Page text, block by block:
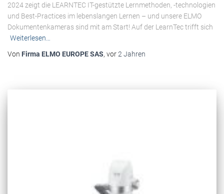
2024 zeigt die LEARNTEC IT-gestützte Lernmethoden, -technologien
und Best-Practices im lebenslangen Lernen – und unsere ELMO
Dokumentenkameras sind mit am Start! Auf der LearnTec trifft sich
Weiterlesen…
Von Firma ELMO EUROPE SAS, vor2 Jahren